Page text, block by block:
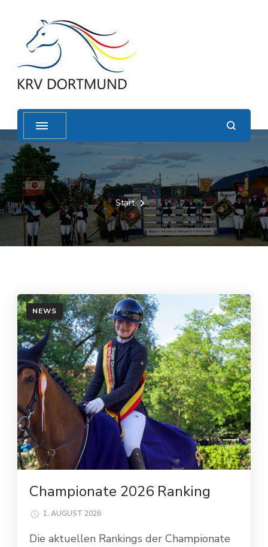
Start
NEWS
Championate 2026 Ranking
1. AUGUST 2026
Die aktuellen Rankings der Championate